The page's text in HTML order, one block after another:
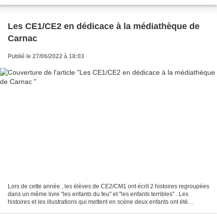
Les CE1/CE2 en dédicace à la médiathèque de
Carnac
Publié le 27/06/2022 à 18:03
Lors de cette année , les élèves de CE2/CM1 ont écrit 2 histoires regroupées
dans un même livre "les enfants du feu" et "les enfants terribles" . Les
histoires et les illustrations qui mettent en scène deux enfants ont été